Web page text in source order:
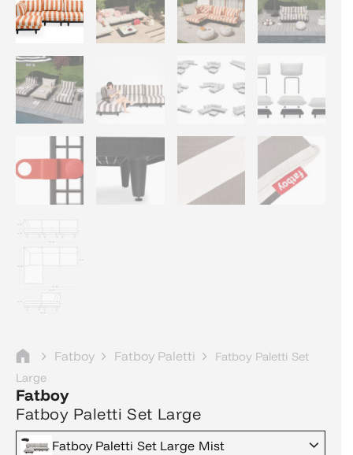
Fatboy Fatboy Paletti
Fatboy Paletti Set
Large
Fatboy
Fatboy Paletti Set Large
Fatboy Paletti Set Large Mist